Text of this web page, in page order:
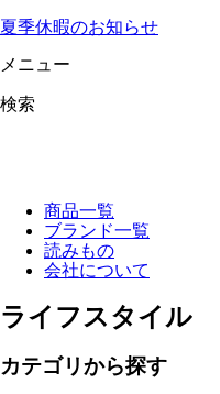
夏季休暇のお知らせ
メニュー
検索
商品一覧
ブランド一覧
読みもの
会社について
ライフスタイル
カテゴリから探す